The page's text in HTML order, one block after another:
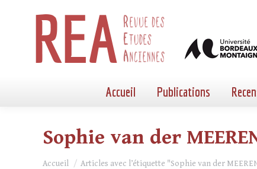
Accueil Publications
Sophie van der
Vous êtes ici :
Accueil Articles avec l’étiquette "Sophie van der